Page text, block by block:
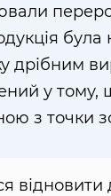
була
дрібним
у
з точки
відновити